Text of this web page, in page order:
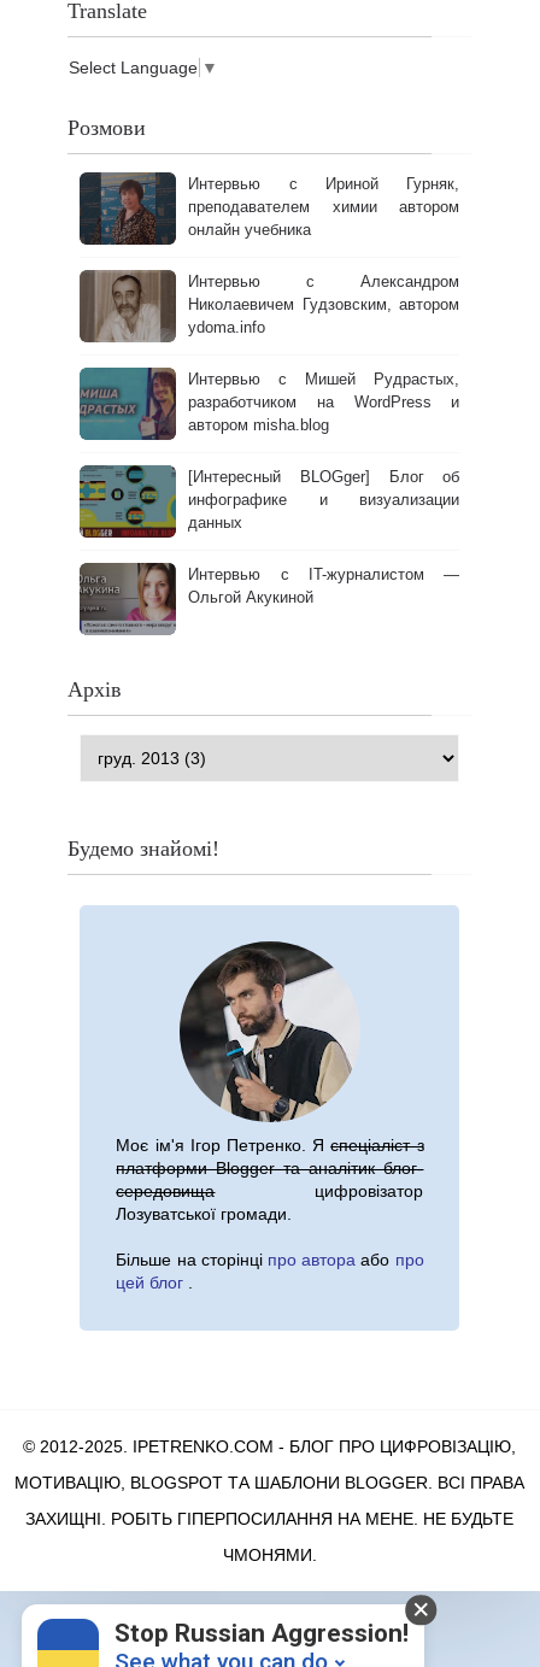
Translate
Select Language ▼
Розмови
Интервью с Ириной Гурняк,
преподавателем химии автором
онлайн учебника
Интервью с Александром
Николаевичем Гудзовским, автором
ydoma.info
Интервью с Мишей Рудрастых,
разработчиком на WordPress и
автором misha.blog
[Интересный BLOGger] Блог об
инфографике и визуализации
данных
Интервью с IT-журналистом —
Ольгой Акукиной
Архів
Будемо знайомі!
Моє ім'я Ігор Петренко . Яспеціаліст з
платформи Blogger та аналітик блог-
середовищацифровізатор
Лозуватської громади.
Більше на сторінці про автораабо про
цей блог
© 2012-2025. IPETRENKO.COM - БЛОГ ПРО ЦИФРОВІЗАЦІЮ,
МОТИВАЦІЮ, BLOGSPOT ТА ШАБЛОНИ BLOGGER . ВСІ ПРАВА
ЗАХИЩНІ. РОБІТЬ ГІПЕРПОСИЛАННЯ НА МЕНЕ. НЕ БУДЬТЕ
ЧМОНЯМИ.
Stop Russian Aggression!